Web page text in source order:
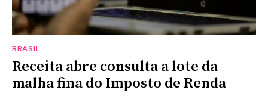
BRASIL
Receita abre consulta a lote da
malha fina do Imposto de Renda